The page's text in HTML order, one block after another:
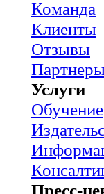
Команда
Клиенты
Отзывы
Услуги
Обучение
Пресс-